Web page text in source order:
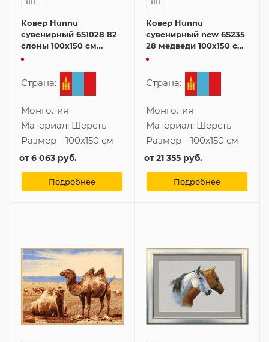
Ковер Hunnu
сувенирный 6S1028 82
слоны 100x150 см
картина
Страна:
Монголия
Материал: Шерсть
Размер—100x150 см
от6 063 руб.
Подробнее
Ковер Hunnu
сувенирный new 6S235
28 медведи 100x150 см
картина
Страна:
Монголия
Материал: Шерсть
Размер—100x150 см
от21 355 руб.
Подробнее